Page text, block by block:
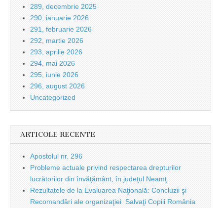
289, decembrie 2025
290, ianuarie 2026
291, februarie 2026
292, martie 2026
293, aprilie 2026
294, mai 2026
295, iunie 2026
296, august 2026
Uncategorized
ARTICOLE RECENTE
Apostolul nr. 296
Probleme actuale privind respectarea drepturilor
lucrătorilor din învăţământ, în judeţul Neamţ
Rezultatele de la Evaluarea Naţională: Concluzii şi
Recomandări ale organizaţiei Salvaţi Copiii România